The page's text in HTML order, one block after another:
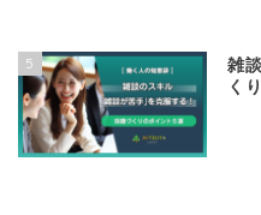
5
雑
く